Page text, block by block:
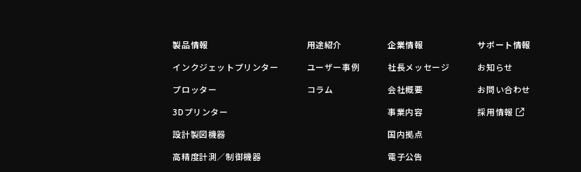
製品情報
インクジェットプリンター
プロッター
3Dプリンター
設計製図機器
高精度計測／制御機器
用途紹介
ユーザー事例
コラム
企業情報
社長メッセージ
会社概要
事業内容
国内拠点
電子公告
サポート情報
お知らせ
お問い合わせ
採用情報